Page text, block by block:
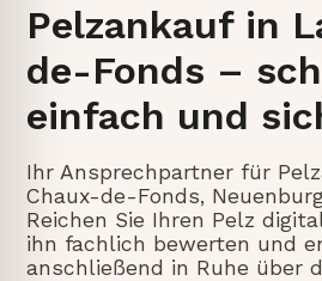
Pelzankauf in
de-Fonds –
einfach und
Ihr Ansprechpartner für
Chaux-de-Fonds,
Reichen Sie Ihren Pelz
ihn fachlich bewerten und
anschließend in Ruhe über